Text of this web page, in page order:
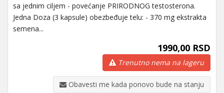
sa jednim ciljem - povećanje PRIRODNOG testosterona.
Jedna Doza (3 kapsule) obezbeđuje telu: - 370 mg ekstrakta
semena...
1990,00 RSD
Trenutno nema na lageru
Obavesti me kada ponovo bude na stanju